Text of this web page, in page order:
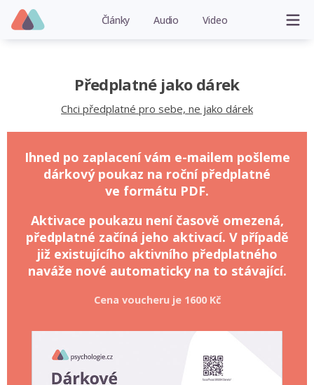
Články Audio Video
Předplatné jako dárek
Chci předplatné pro sebe, ne jako dárek
Ihned po zaplacení vám e-mailem pošleme
dárkový poukaz na roční předplatné
ve formátu PDF.
Aktivace poukazu není časově omezená,
předplatné začíná jeho aktivací. V případě
již existujícího aktivního předplatného
naváže nové automaticky na to stávající.
Cena voucheru je 1600 Kč